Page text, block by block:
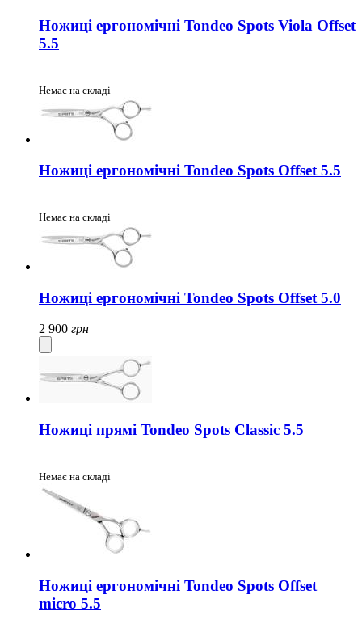
Ножиці ергономічні Tondeo Spots Viola Offset
5.5
Немає на складі
Ножиці ергономічні Tondeo Spots Offset 5.5
Немає на складі
Ножиці ергономічні Tondeo Spots Offset 5.0
2 900 грн
Ножиці прямі Tondeo Spots Classic 5.5
Немає на складі
Ножиці ергономічні Tondeo Spots Offset
micro 5.5